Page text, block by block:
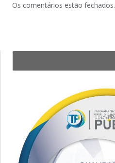
Os comentários estão fechados.